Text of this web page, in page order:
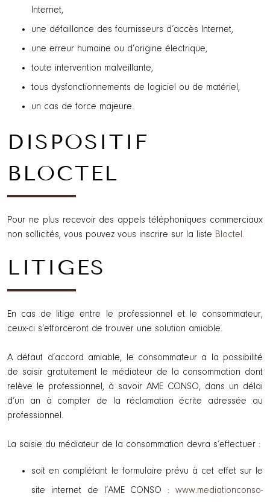
Internet,
une défaillance des fournisseurs d’accès Internet,
une erreur humaine ou d’origine électrique,
toute intervention malveillante,
tous dysfonctionnements de logiciel ou de matériel,
un cas de force majeure.
DISPOSITIF
BLOCTEL
Pour ne plus recevoir des appels téléphoniques commerciaux
non sollicités, vous pouvez vous inscrire sur la liste Bloctel .
LITIGES
En cas de litige entre le professionnel et le consommateur,
ceux-ci s’efforceront de trouver une solution amiable.
A défaut d’accord amiable, le consommateur a la possibilité
de saisir gratuitement le médiateur de la consommation dont
relève le professionnel, à savoir AME CONSO, dans un délai
d’un an à compter de la réclamation écrite adressée au
professionnel.
La saisie du médiateur de la consommation devra s’effectuer :
soit en complétant le formulaire prévu à cet effet sur le
site internet de l’AME CONSO : www.mediationconso-